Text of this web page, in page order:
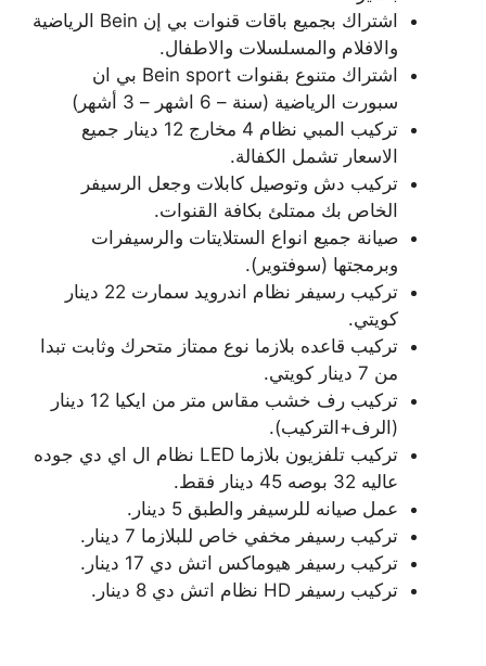
اشتراك بجميع باقات قنوات بي إن Bein الرياضية
والافلام والمسلسلات والاطفال.
اشتراك متنوع بقنوات Bein sport بي ان
سبورت الرياضية (سنة – 6 اشهر – 3 أشهر)
تركيب المبي نظام 4 مخارج 12 دينار جميع
الاسعار تشمل الكفالة.
تركيب دش وتوصيل كابلات وجعل الرسيفر
الخاص بك ممتلئ بكافة القنوات.
صيانة جميع انواع الستلايتات والرسيفرات
وبرمجتها (سوفتوير).
تركيب رسيفر نظام اندرويد سمارت 22 دينار
كويتي.
تركيب قاعده بلازما نوع ممتاز متحرك وثابت تبدا
من 7 دينار كويتي.
تركيب رف خشب مقاس متر من ايكيا 12 دينار
(الرف+التركيب).
تركيب تلفزيون بلازما LED نظام ال اي دي جوده
عاليه 32 بوصه 45 دينار فقط.
عمل صيانه للرسيفر والطبق 5 دينار.
تركيب رسيفر مخفي خاص للبلازما 7 دينار.
تركيب رسيفر هيوماكس اتش دي 17 دينار.
تركيب رسيفر HD نظام اتش دي 8 دينار.